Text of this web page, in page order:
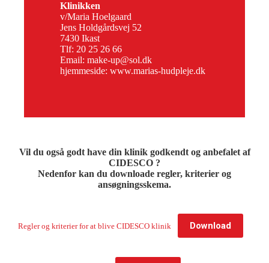
Klinikken
v/Maria Hoelgaard
Jens Holdgårdsvej 52
7430 Ikast
Tlf: 20 25 26 66
Email: make-up@sol.dk
hjemmeside: www.marias-hudpleje.dk
Vil du også godt have din klinik godkendt og anbefalet af
CIDESCO ?
Nedenfor kan du downloade regler, kriterier og
ansøgningsskema.
Regler og kriterier for at blive CIDESCO klinik Download